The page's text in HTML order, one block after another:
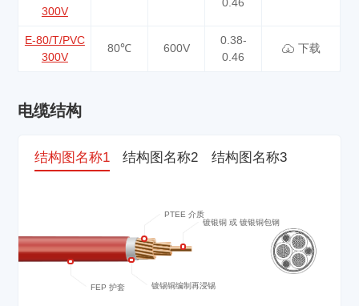
300V
E-80/T/PVC
300V
80℃ 600V
0.38-
0.46
下载
电缆结构
结构图名称1 结构图名称2 结构图名称3
FEP 护套 镀锡铜编制再浸锡
PTEE 介质
镀银铜 或 镀银铜包钢